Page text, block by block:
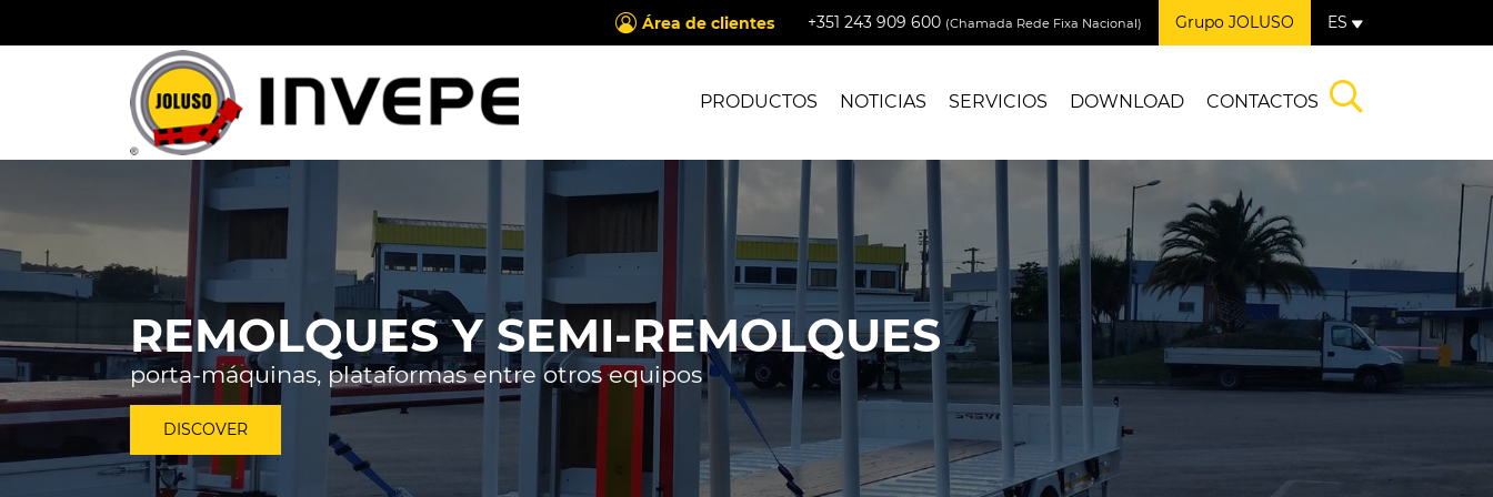
Área de clientes +351 243 909 600 (Chamada Rede Fixa Nacional) Grupo JOLUSO ES
PRODUCTOS NOTICIAS SERVICIOS DOWNLOAD CONTACTOS
REMOLQUES Y SEMI-REMOLQUES
porta-máquinas, plataformas entre otros equipos
DISCOVER